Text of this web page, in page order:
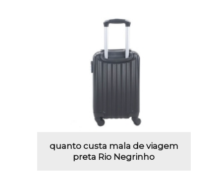
quanto custa mala de viagem
preta Rio Negrinho